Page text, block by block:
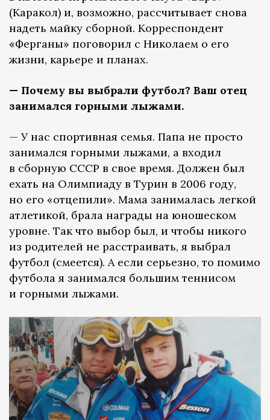
(Каракол) и, возможно, рассчитывает снова
надеть майку сборной. Корреспондент
«Ферганы» поговорил с Николаем о его
жизни, карьере и планах.
— Почему вы выбрали футбол? Ваш отец
занимался горными лыжами.
— У нас спортивная семья. Папа не просто
занимался горными лыжами, а входил
в сборную СССР в свое время. Должен был
ехать на Олимпиаду в Турин в 2006 году,
но его «отцепили». Мама занималась легкой
атлетикой, брала награды на юношеском
уровне. Так что выбор был, и чтобы никого
из родителей не расстраивать, я выбрал
футбол (смеется). А если серьезно, то помимо
футбола я занимался большим теннисом
и горными лыжами.